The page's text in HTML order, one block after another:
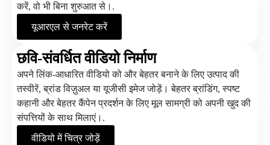
करें, वो भी बिना शुरुआत से।.
यूआरएल से जनरेट करें
छवि-संवर्धित वीडियो निर्माण
अपने लिंक-आधारित वीडियो को और बेहतर बनाने के लिए उत्पाद की
तस्वीरें, ब्रांड विज़ुअल या यूजीसी इमेज जोड़ें। बेहतर ब्रांडिंग, स्पष्ट
कहानी और बेहतर कैंपेन प्रदर्शन के लिए मूल सामग्री को अपनी खुद की
संपत्तियों के साथ मिलाएं।.
वीडियो में चित्र जोड़ें